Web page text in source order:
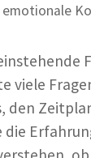
viele
den
die